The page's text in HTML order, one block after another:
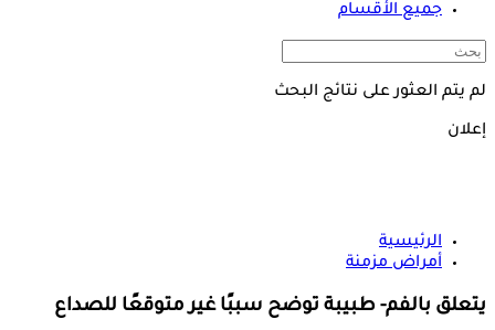
جميع الأقسام
لم يتم العثور على نتائج البحث
إعلان
الرئيسية
أمراض مزمنة
يتعلق بالفم- طبيبة توضح سببًا غير متوقعًا للصداع